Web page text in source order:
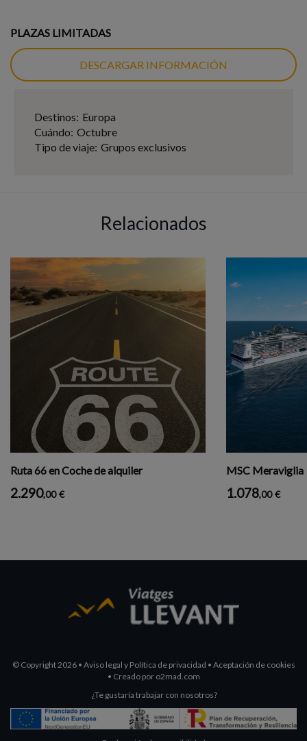
PLAZAS LIMITADAS
DESCARGAR INFORMACIÓN
Destinos: Europa
Cuándo: Octubre
Tipo de viaje: Grupos exclusivos
Relacionados
Ruta 66 en Coche de alquiler
2.290,00 €
MSC Meraviglia
1.078,00 €
© Copyright 2026 • Aviso legal y Política de privacidad • Aceptación de cookies
• Creado por o2mad.com
¿Te gustaría trabajar con nosotros?